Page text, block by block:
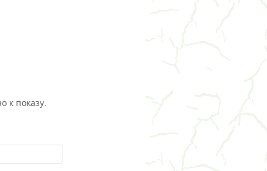
к показу.